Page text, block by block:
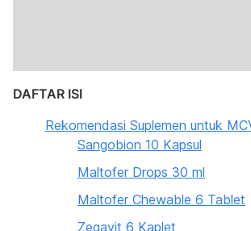
DAFTAR ISI
Rekomendasi Suplemen untuk
Sangobion 10 Kapsul
Maltofer Drops 30 ml
Maltofer Chewable 6 Tablet
Zegavit 6 Kaplet